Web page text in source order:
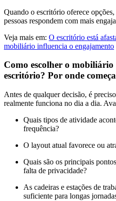
Quando o escritório oferece opções,
pessoas respondem com mais
Veja mais em: O escritório está
mobiliário influencia o engajamento
Como escolher o
escritório? Por onde
Antes de qualquer decisão, é
realmente funciona no dia a dia.
Quais tipos de atividade
frequência?
O layout atual favorece ou
Quais são os principais
falta de privacidade?
As cadeiras e estações de
suficiente para longas